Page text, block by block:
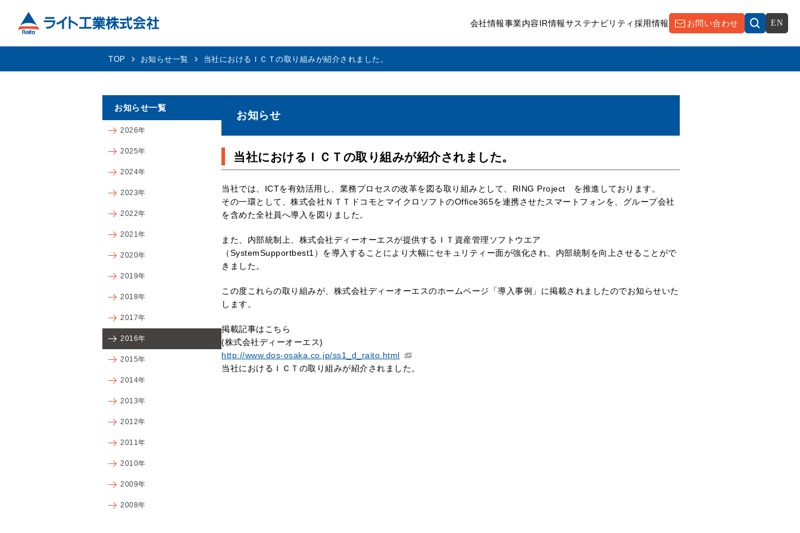
会社情報事業内容IR情報サステナビリティ 採用情報 お問い合わせ EN
TOP お知らせ一覧 当社におけるＩＣＴの取り組みが紹介されました。
お知らせ一覧
2026年
2025年
2024年
2023年
2022年
2021年
2020年
2019年
2018年
2017年
2016年
2015年
2014年
2013年
2012年
2011年
2010年
2009年
2008年
お知らせ
当社におけるＩＣＴの取り組みが紹介されました。
当社では、ICTを有効活用し、業務プロセスの改革を図る取り組みとして、RING Project を推進しております。
その一環として、株式会社ＮＴＴドコモとマイクロソフトのOffice365を連携させたスマートフォンを、グループ会社
を含めた全社員へ導入を図りました。
また、内部統制上、株式会社ディーオーエスが提供するＩＴ資産管理ソフトウエア
（SystemSupportbest1）を導入することにより大幅にセキュリティー面が強化され、内部統制を向上させることがで
きました。
この度これらの取り組みが、株式会社ディーオーエスのホームページ「導入事例」に掲載されましたのでお知らせいた
します。
掲載記事はこちら
(株式会社ディーオーエス)
http://www.dos-osaka.co.jp/ss1_d_raito.html
当社におけるＩＣＴの取り組みが紹介されました。